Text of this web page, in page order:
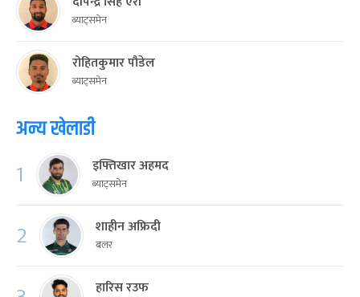
ब्याट्समेन
रोहितकुमार पौडेल
ब्याट्समेन
अन्य खेलाडी
1 इफ्तिखार अहमद
ब्याट्समेन
2 शाहीन अफ्रिदी
बलर
हारिस रउफ